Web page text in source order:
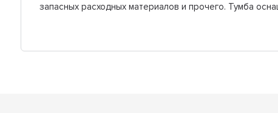
запасных расходных материалов и прочего. Тумба